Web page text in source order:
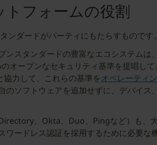
フォームの役割
ダードがパーティにもたらすものです。
スタンダードの豊富なエコシステム
オープンなセキュリティ基準を提唱し
力して、これらの基準をオペレーティ
のソフトウェアを追加せずに、デバイ
、Okta、Duo、Pingなど）も、
ードレス認証を採用するために必要な